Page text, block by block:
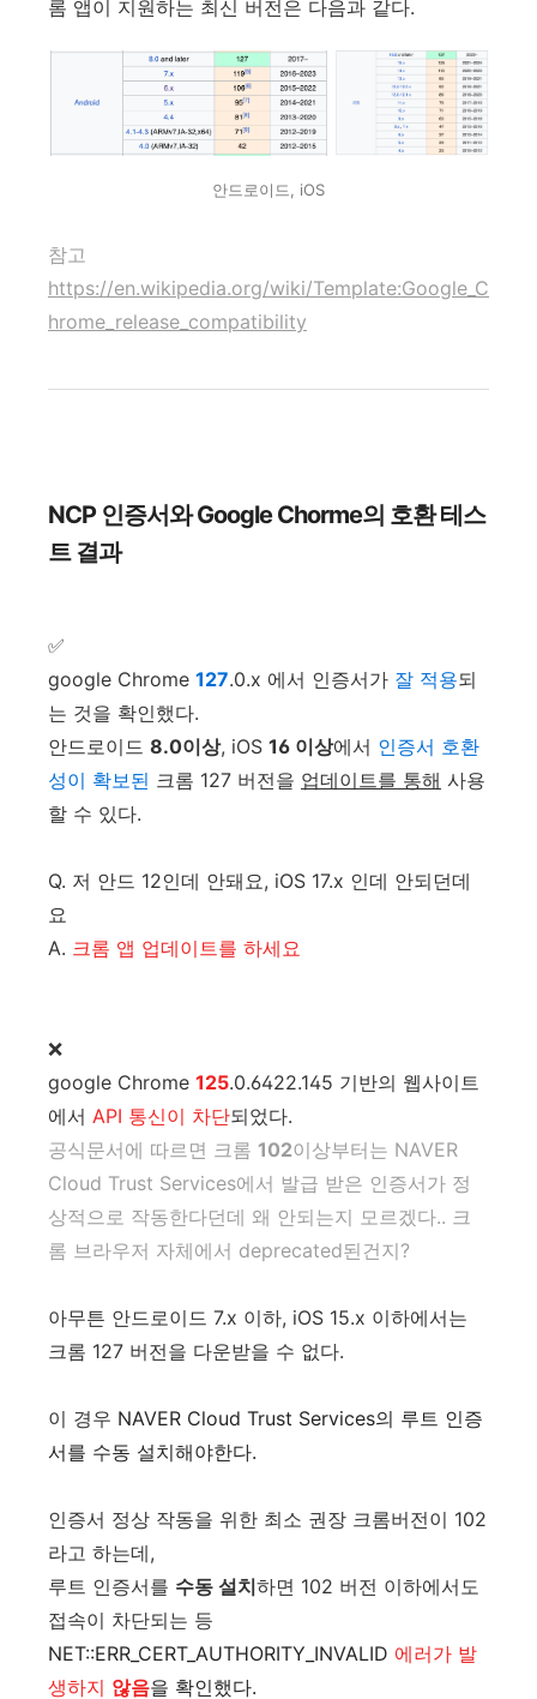
롬 앱이 지원하는 최신 버전은 다음과 같다.
안드로이드, iOS
참고
https://en.wikipedia.org/wiki/Template:Google_C
hrome_release_compatibility
NCP 인증서와 Google Chorme의 호환 테스
트 결과
✅
google Chrome 127.0.x 에서 인증서가 잘 적용되
는 것을 확인했다.
안드로이드 8.0이상, iOS 16 이상에서 인증서 호환
성이 확보된 크롬 127 버전을 업데이트를 통해 사용
할 수 있다.
Q. 저 안드 12인데 안돼요, iOS 17.x 인데 안되던데
요
A. 크롬 앱 업데이트를 하세요
❌
google Chrome 125.0.6422.145 기반의 웹사이트
에서 API 통신이 차단되었다.
공식문서에 따르면 크롬 102이상부터는 NAVER
Cloud Trust Services에서 발급 받은 인증서가 정
상적으로 작동한다던데 왜 안되는지 모르겠다.. 크
롬 브라우저 자체에서 deprecated된건지?
아무튼 안드로이드 7.x 이하, iOS 15.x 이하에서는
크롬 127 버전을 다운받을 수 없다.
이 경우 NAVER Cloud Trust Services의 루트 인증
서를 수동 설치해야한다.
인증서 정상 작동을 위한 최소 권장 크롬버전이 102
라고 하는데,
루트 인증서를 수동 설치하면 102 버전 이하에서도
접속이 차단되는 등
NET::ERR_CERT_AUTHORITY_INVALID 에러가 발
생하지 않음을 확인했다.